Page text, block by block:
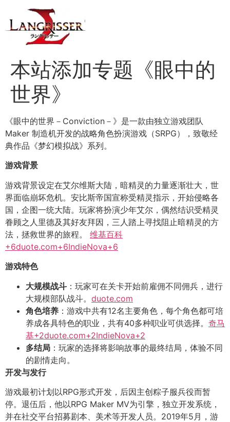
本站添加专题《眼中的
世界》
《眼中的世界－Conviction－》是一款由独立游戏团队
Maker 制造机开发的战略角色扮演游戏（SRPG），致敬经
典作品《梦幻模拟战》系列。 ​
游戏背景
游戏背景设定在艾尔维斯大陆，暗精灵的力量逐渐壮大，世
界面临崩坏危机。​安比斯帝国宣称受精灵指示，开始侵略各
国，企图一统大陆。​玩家将扮演少年艾尔，偶然结识受精灵
眷顾之人里德及其好友拜因，三人踏上寻找阻止暗精灵的方
法，拯救世界的旅程。 ​ 维基百科
+6duote.com+6IndieNova+6
游戏特色
大规模战斗 ：​玩家可在关卡开始前雇佣不同佣兵，进行
大规模部队战斗。​ duote.com
角色培养 ：​游戏中共有12名主要角色，每个角色都可培
养成各具特色的职业，共有40多种职业可供选择。​ 奇马
基+2duote.com+2IndieNova+2
多结局 ：​玩家的选择将影响故事的最终结局，体验不同
的剧情走向。​
开发与发行
游戏最初计划以RPG形式开发，后因主创粽子服兵役而暂
停。​退伍后，他以RPG Maker MV为引擎，独立开发系统，
并在社交平台招募剧本、美术等开发人员。​2019年5月，游